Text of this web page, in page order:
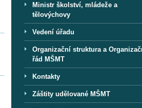
Ministr školství, mládeže a
tělovýchovy
Vedení úřadu
Organizační struktura a
řád MŠMT
Kontakty
Záštity udělované MŠMT